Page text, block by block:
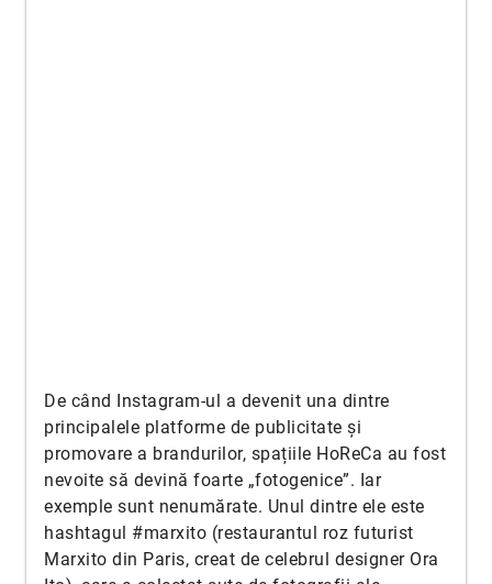
De când Instagram-ul a devenit una dintre
principalele platforme de publicitate și
promovare a brandurilor, spațiile HoReCa au fost
nevoite să devină foarte „fotogenice”. Iar
exemple sunt nenumărate. Unul dintre ele este
hashtagul #marxito (restaurantul roz futurist
Marxito din Paris, creat de celebrul designer Ora